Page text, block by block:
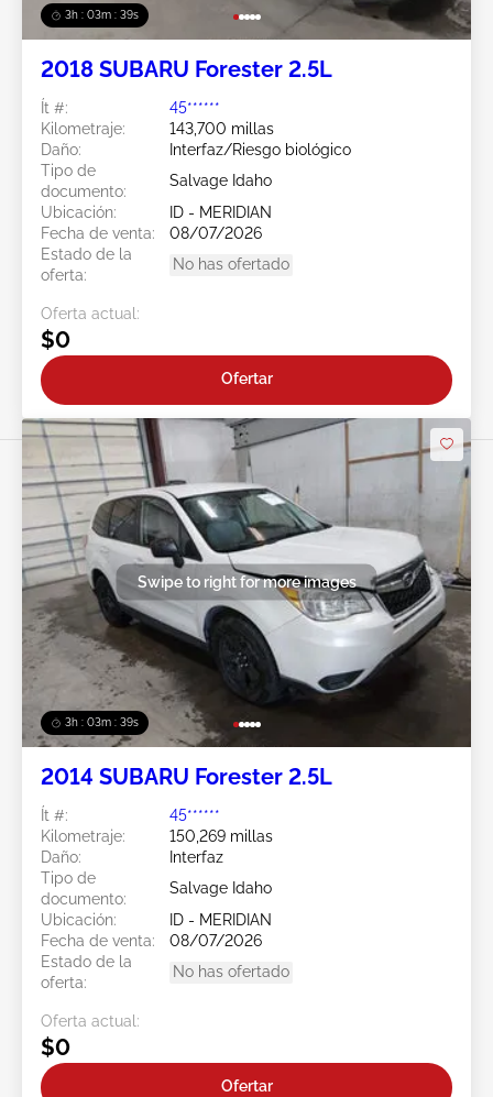
3h : 03m : 37s
2018 SUBARU Forester 2.5L
Ít #:
45******
Kilometraje:
143,700 millas
Daño:
Interfaz/Riesgo biológico
Tipo de
documento:
Salvage Idaho
Ubicación:
ID - MERIDIAN
Fecha de venta:
08/07/2026
Estado de la
oferta:
No has ofertado
Oferta actual:
$0
Ofertar
3h : 03m : 37s
Swipe to right for more images
2014 SUBARU Forester 2.5L
Ít #:
45******
Kilometraje:
150,269 millas
Daño:
Interfaz
Tipo de
documento:
Salvage Idaho
Ubicación:
ID - MERIDIAN
Fecha de venta:
08/07/2026
Estado de la
oferta:
No has ofertado
Oferta actual:
$0
Ofertar